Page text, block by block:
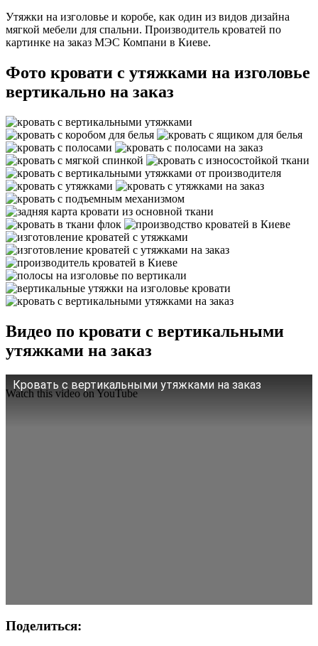
Утяжки на изголовье и коробе, как один из видов дизайна
мягкой мебели для спальни. Производитель кроватей по
картинке на заказ МЭС Компани в Киеве.
Фото кровати с утяжками на изголовье
вертикально на заказ
Видео по кровати с вертикальными
утяжками на заказ
Кровать с вертикальными утяжками на заказ
Watch this video on YouTube
Поделиться: